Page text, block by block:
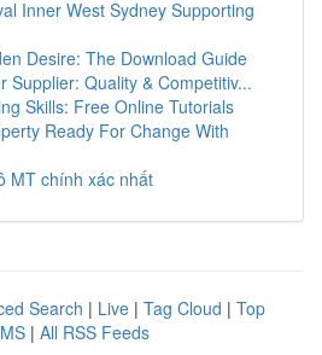
Inner West Sydney Supporting
Desire: The Download Guide
Supplier: Quality & Competitiv...
Skills: Free Online Tutorials
Ready For Change With
MT chính xác nhất
Search | Live | Tag Cloud | Top
| All RSS Feeds